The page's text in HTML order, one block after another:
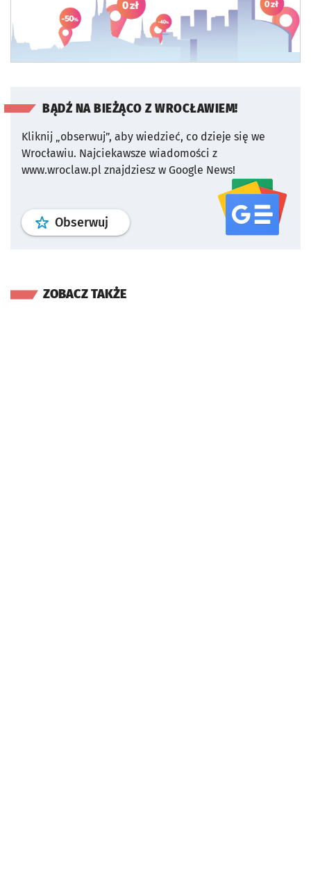
BĄDŹ NA BIEŻĄCO Z WROCŁAWIEM!
Kliknij „obserwuj”, aby wiedzieć, co dzieje się we
Wrocławiu. Najciekawsze wiadomości z
www.wroclaw.pl znajdziesz w Google News!
Obserwuj profil serwisu
ZOBACZ TAKŻE